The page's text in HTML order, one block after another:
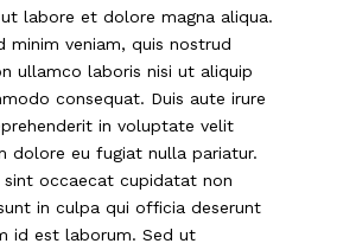
labore et dolore magna aliqua.
minim veniam, quis nostrud
ullamco laboris nisi ut aliquip
consequat. Duis aute irure
in voluptate velit
dolore eu fugiat nulla pariatur.
sint occaecat cupidatat non
in culpa qui officia deserunt
id est laborum. Sed ut